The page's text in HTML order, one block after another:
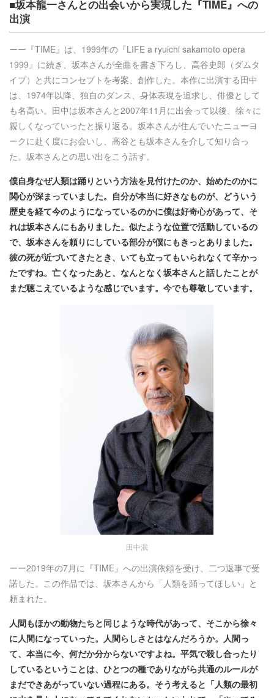
■坂本龍一さんとの出会いから実現した『TIME』への
出演
ーー『TIME』は、1999年の『LIFE a ryuichi sakamoto opera
1999』に続き、坂本さんが全曲を書き下ろし、高谷史郎（ダムタ
イプ）と共にコンセプトを考案、創作した。本作に出演する田中
は、1974年以降、独自のダンス、身体表現を追求し、俳優として
も名高い。田中は坂本さんと2007年11月に出会って以後、徐々に
親しくなっていったと振り返る。坂本さんが住んでいたニューヨ
ークに赴く度にお会いし、高谷とも坂本さんを介して知り合っ
た。坂本さんとの思い出をこう話す。
僕自身なぜ人類は踊りという方法を見付けたのか、始めたのかに
関心が深まっていました。自分が本当に好きなものが、どういう
歴史を経て今のようになっているのかに僕は好奇心があって、そ
れは坂本さんにもありました。似たような位置で活動しているの
で、坂本さんを頼りにしている部分が僕にもきっとありました。
彼の死が近づいてきたとき、いても立ってもいられなくて辛かっ
たですね。亡くなったあと、なんとなく坂本さんと話したことが
まだ聴こえているような感じでいます。今でも尊敬しています。
田中泯
ーー2019年の7月に『TIME』への出演依頼を受け、二つ返事で受
諾した。この作品では、坂本さんから「人類を踊ってほしい」と
頼まれた。
人間もほかの動物たちと同じような時代があって、そこから徐々
に人間になっていった。人間らしさとはなんだろうか。人間っ
て、本当に今、何だか分からないですよね。平気で殺し合ったり
しているということは、ひとつの種でありながら共通のルールが
まだできあがっていない過程にある。そう考えると「人類の最初